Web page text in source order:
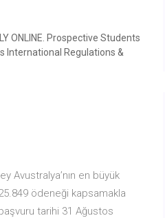
ONLINE. Prospective Students
International Regulations &
Avustralya’nın en büyük
ödeneği kapsamakla
tarihi 31 Ağustos